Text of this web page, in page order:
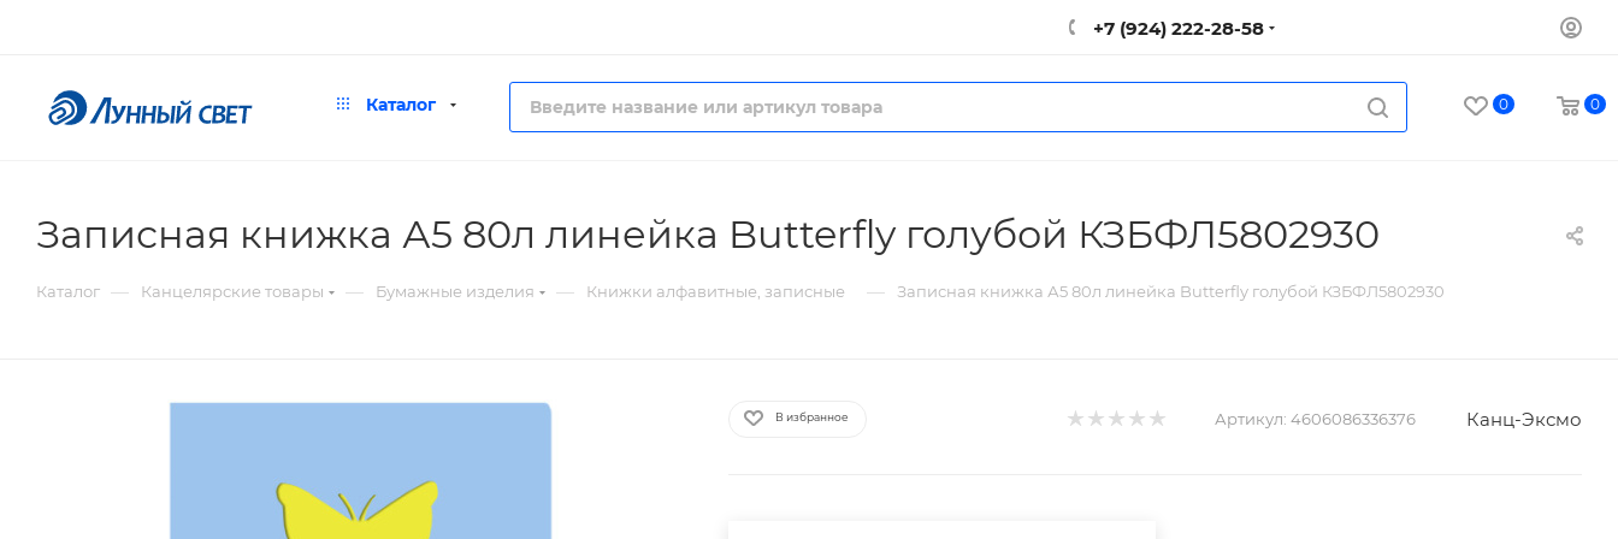
+7 (924) 222-28-58
Каталог 0 0
Записная книжка А5 80л линейка Butterfly голубой КЗБФЛ5802930
Каталог — Канцелярские товары — Бумажные изделия — Книжки алфавитные, записные — Записная книжка А5 80л линейка Butterfly голубой КЗБФЛ5802930
В избранное Артикул: 4606086336376 Канц-Эксмо